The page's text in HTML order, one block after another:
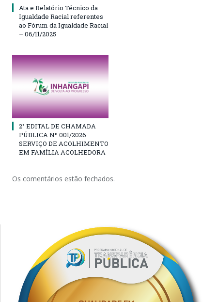
Ata e Relatório Técnico da
Igualdade Racial referentes
ao Fórum da Igualdade Racial
– 06/11/2025
2° EDITAL DE CHAMADA
PÚBLICA Nº 001/2026
SERVIÇO DE ACOLHIMENTO
EM FAMÍLIA ACOLHEDORA
Os comentários estão fechados.